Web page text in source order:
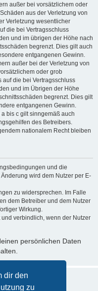
dir den
zu
außer bei vorsätzlichem oder
aus der Verletzung von
Verletzung wesentlicher
die bei Vertragsschluss
und im übrigen der Höhe nach
begrenzt. Dies gilt auch
entgangenen Gewinn.
außer bei der Verletzung von
oder grob
auf die bei Vertragsschluss
und im Übrigen der Höhe
begrenzt. Dies gilt
entgangenen Gewinn.
bis c gilt sinngemäß auch
des Betreibers.
nationalem Recht bleiben
und die
wird dem Nutzer per E-
zu widersprechen. Im Falle
dem Betreiber und dem Nutzer
Wirkung.
verbindlich, wenn der Nutzer
persönlichen Daten